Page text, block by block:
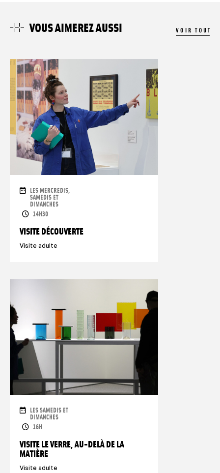
VOUS AIMEREZ AUSSI VOIR TOUT
VISITE DÉCOUVERTE
Visite adulte
DATES
LES MERCREDIS,
SAMEDIS ET
DIMANCHES
HORAIRES
14H30
VISITE LE VERRE, AU-DELÀ DE LA
MATIÈRE
Visite adulte
DATES
LES SAMEDIS ET
DIMANCHES
HORAIRES
16H